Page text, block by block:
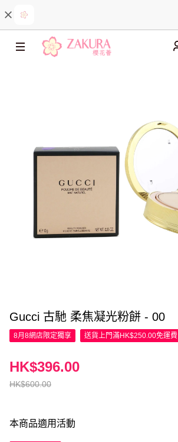
Gucci 古馳 柔焦凝光粉餅 - 00
8月8網店限定獨享 送貨上門滿HK$250.00免運費
HK$600.00
HK$396.00
本商品適用活動